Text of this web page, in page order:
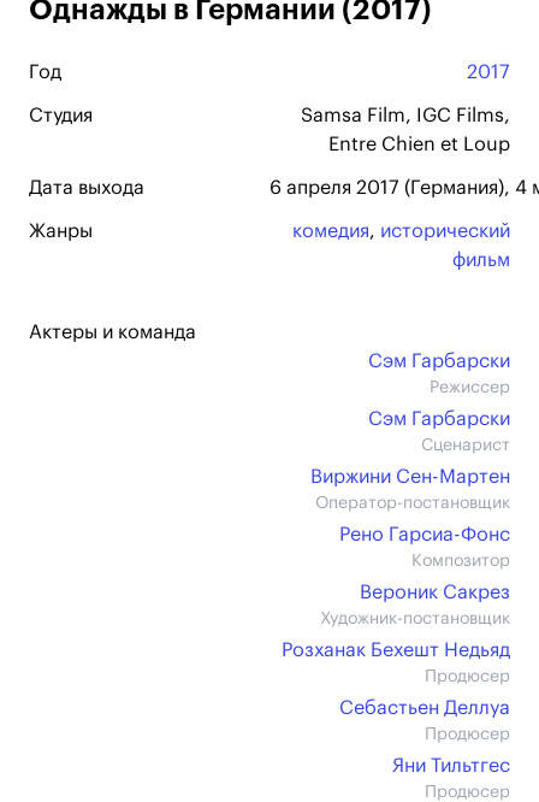
Однажды в Германии (2017)
Год 2017
Студия
Samsa Film, IGC Films,
Entre Chien et Loup
Дата выхода 6 апреля 2017 (Германия), 4
Жанры комедия, исторический
фильм
Актеры и команда
Сэм Гарбарски
Режиссер
Сэм Гарбарски
Сценарист
Виржини Сен-Мартен
Оператор-постановщик
Рено Гарсиа-Фонс
Композитор
Вероник Сакрез
Художник-постановщик
Розханак Бехешт Недьяд
Продюсер
Себастьен Деллуа
Продюсер
Яни Тильтгес
Продюсер